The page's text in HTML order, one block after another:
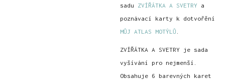
sadu ZVÍŘÁTKA A SVETRY a
poznávací karty k dotvořění
MŮJ ATLAS MOTÝLŮ .
ZVÍŘÁTKA A SVETRY je sada
vyšívání pro nejmenší.
Obsahuje 6 barevných karet